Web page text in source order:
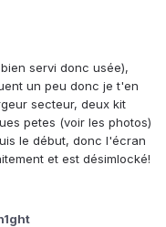
servi donc usée),
un peu donc je t'en
secteur, deux kit
petes (voir les photos)
le début, donc l'écran
et est désimlocké!